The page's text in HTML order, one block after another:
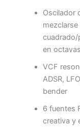
Oscilador
en octavas
VCF
ADSR,
bender
6 fuentes
creativa y